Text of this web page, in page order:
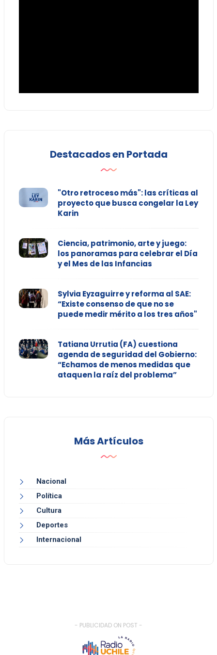
Destacados en Portada
"Otro retroceso más": las críticas al
proyecto que busca congelar la Ley
Karin
Ciencia, patrimonio, arte y juego:
los panoramas para celebrar el Día
y el Mes de las Infancias
Sylvia Eyzaguirre y reforma al SAE:
“Existe consenso de que no se
puede medir mérito a los tres años"
Tatiana Urrutia (FA) cuestiona
agenda de seguridad del Gobierno:
“Echamos de menos medidas que
ataquen la raíz del problema”
Más Artículos
Nacional
Política
Cultura
Deportes
Internacional
- PUBLICIDAD ON POST -